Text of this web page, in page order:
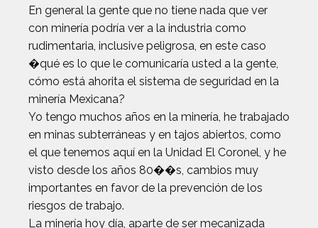
En general la gente que no tiene nada que ver
con minería podría ver a la industria como
rudimentaria, inclusive peligrosa, en este caso
�qué es lo que le comunicaría usted a la gente,
cómo está ahorita el sistema de seguridad en la
minería Mexicana?
Yo tengo muchos años en la minería, he trabajado
en minas subterráneas y en tajos abiertos, como
el que tenemos aquí en la Unidad El Coronel, y he
visto desde los años 80��s, cambios muy
importantes en favor de la prevención de los
riesgos de trabajo.
La minería hoy día, aparte de ser mecanizada